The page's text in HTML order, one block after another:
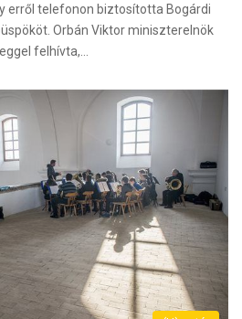
erről telefonon biztosította Bogárdi
Orbán Viktor miniszterelnök
felhívta,…